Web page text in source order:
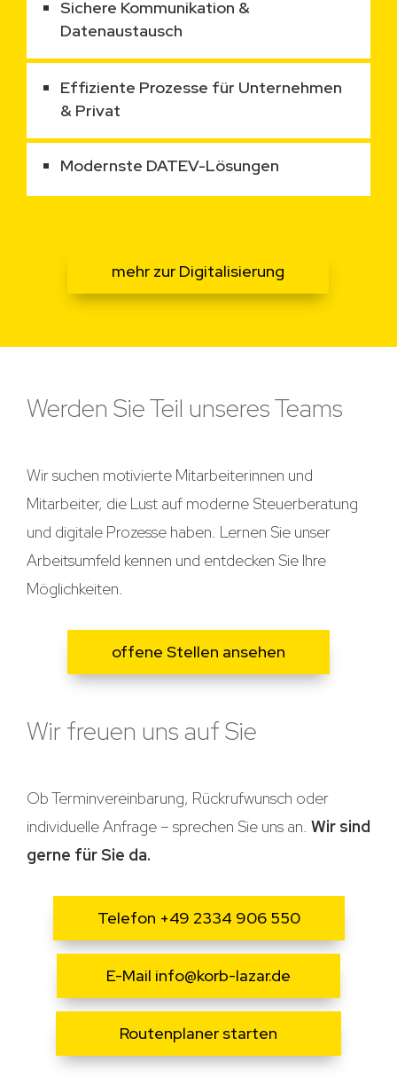
Sichere Kommunikation &
Datenaustausch
Effiziente Prozesse für Unternehmen
& Privat
Modernste DATEV-Lösungen
mehr zur Digitalisierung
Werden Sie Teil unseres Teams
Wir suchen motivierte Mitarbeiterinnen und
Mitarbeiter, die Lust auf moderne Steuerberatung
und digitale Prozesse haben. Lernen Sie unser
Arbeitsumfeld kennen und entdecken Sie Ihre
Möglichkeiten.
offene Stellen ansehen
Wir freuen uns auf Sie
Ob Terminvereinbarung, Rückrufwunsch oder
individuelle Anfrage – sprechen Sie uns an. Wir sind
gerne für Sie da.
Telefon +49 2334 906 550
E-Mail info@korb-lazar.de
Routenplaner starten